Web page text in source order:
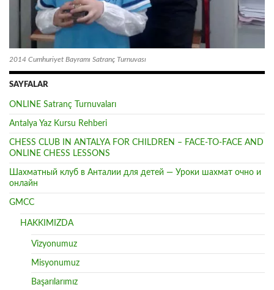
2014 Cumhuriyet Bayramı Satranç Turnuvası
SAYFALAR
ONLINE Satranç Turnuvaları
Antalya Yaz Kursu Rehberi
CHESS CLUB IN ANTALYA FOR CHILDREN – FACE-TO-FACE AND
ONLINE CHESS LESSONS
Шахматный клуб в Анталии для детей — Уроки шахмат очно и
онлайн
GMCC
HAKKIMIZDA
Vizyonumuz
Misyonumuz
Başarılarımız